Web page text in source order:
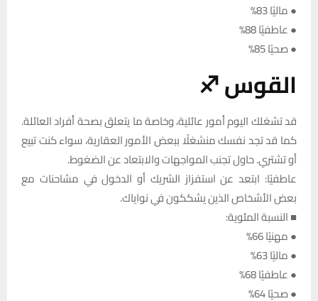
● ماليًا 83%
● عاطفيًا 88%
● صحيًا 85%
القوس ♐
قد تشغلك اليوم أمور عائلية، وخاصة ما يتعلق بصحة أفراد العائلة.
كما قد تجد نفسك منشغلًا ببعض الأمور العقارية، سواء كنت تبيع
أو تشتري. حاول تجنب المواجهات والابتعاد عن الضغوط.
عاطفيًا: ابتعد عن استفزاز الشريك أو الدخول في مشاحنات مع
بعض الأشخاص الذين يشككون في نواياك.
■ النسبة المئوية:
● مهنيًا 66%
● ماليًا 63%
● عاطفيًا 68%
● صحيًا 64%